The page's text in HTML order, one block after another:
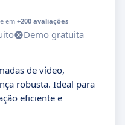
em +200 avaliações
Demo gratuita
de vídeo,
robusta. Ideal para
eficiente e